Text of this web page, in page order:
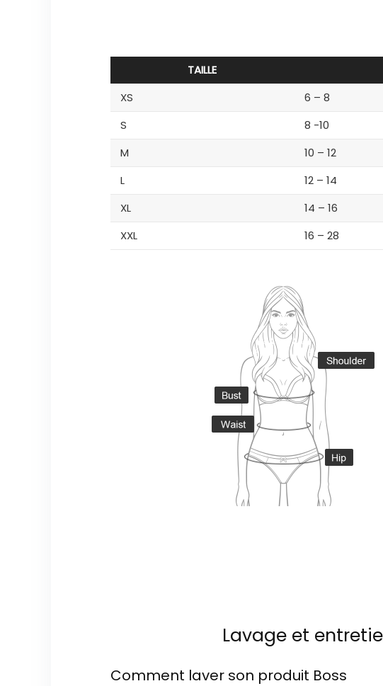
TAILLE
XS
6 – 8
S
8 -10
M
10 – 12
L
12 – 14
XL
14 – 16
XXL
16 – 28
Lavage et
Comment laver son produit Boss